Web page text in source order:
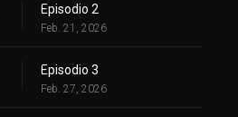
Episodio 2
Feb. 21, 2026
Episodio 3
Feb. 27, 2026